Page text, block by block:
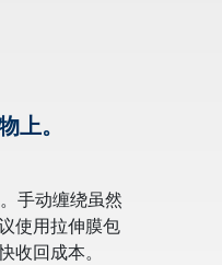
上。
手动缠绕虽然
使用拉伸膜包
回成本。